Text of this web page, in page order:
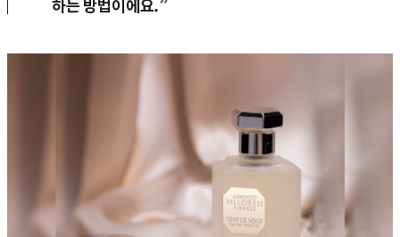
하는 방법이에요.”